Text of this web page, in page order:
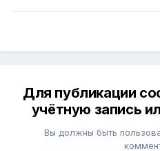
Для публикации
учётную запись
Вы должны быть